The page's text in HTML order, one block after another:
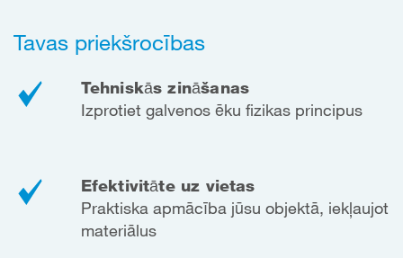
Tavas priekšrocības
Tehniskās zināšanas
Izprotiet galvenos ēku fizikas principus
Efektivitāte uz vietas
Praktiska apmācība jūsu objektā, iekļaujot
materiālus